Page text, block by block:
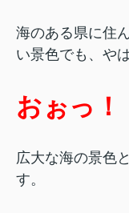
海のある県に住
い景色でも、や
おぉっ！
広大な海の景色
す。